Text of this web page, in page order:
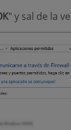
" y sal de la